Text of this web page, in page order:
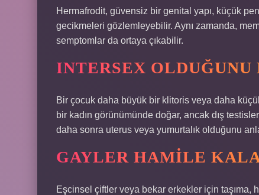
Hermafrodit, güvensiz bir genital yapı, küçük
gecikmeleri gözlemleyebilir. Aynı zamanda,
semptomlar da ortaya çıkabilir.
INTERSEX OLDUĞUNU
Bir çocuk daha büyük bir klitoris veya daha
bir kadın görünümünde doğar, ancak dış
daha sonra uterus veya yumurtalık olduğunu
GAYLER HAMILE
Eşcinsel çiftler veya bekar erkekler için taşıma,